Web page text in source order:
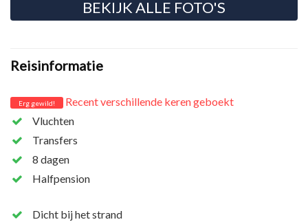
BEKIJK ALLE FOTO'S
Reisinformatie
Erg gewild!
Recent verschillende keren geboekt
Vluchten
Transfers
8 dagen
Halfpension
Dicht bij het strand